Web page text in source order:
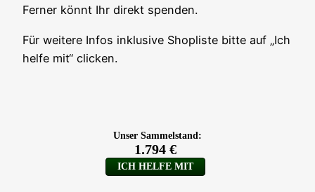
Ferner könnt Ihr direkt spenden.
Für weitere Infos inklusive Shopliste bitte auf „Ich
helfe mit“ clicken.